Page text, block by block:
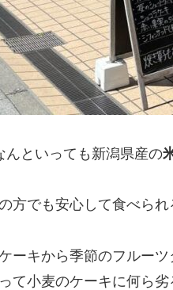
んといっても新潟県産の
方でも安心して食べられ
ーキから季節のフルー
て小麦のケーキに何ら